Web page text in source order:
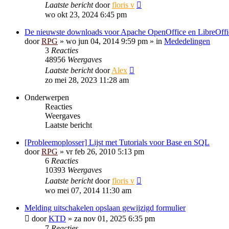
Laatste berichtdoorfloris v
wo okt 23, 2024 6:45 pm
De nieuwste downloads voor Apache OpenOffice en
doorRPG » wo jun 04, 2014 9:59 pm » in Mededelingen
3 Reacties
48956 Weergaves
Laatste berichtdoorAlex
zo mei 28, 2023 11:28 am
Onderwerpen
Reacties
Weergaves
Laatste bericht
[Probleemoplosser] Lijst met Tutorials voor Base en SQL
doorRPG » vr feb 26, 2010 5:13 pm
6 Reacties
10393 Weergaves
Laatste berichtdoorfloris v
wo mei 07, 2014 11:30 am
Melding uitschakelen opslaan gewijzigd formulier
doorKTD » za nov 01, 2025 6:35 pm